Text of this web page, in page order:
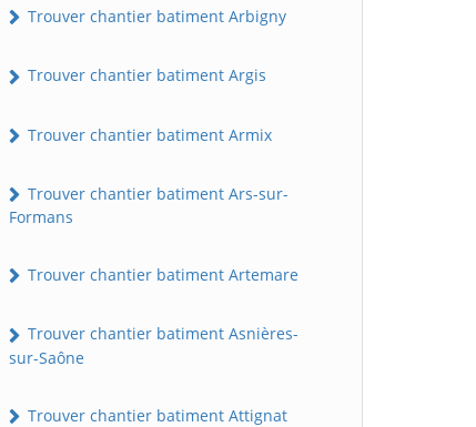
Trouver chantier batiment Arbigny
Trouver chantier batiment Argis
Trouver chantier batiment Armix
Trouver chantier batiment Ars-sur-
Formans
Trouver chantier batiment Artemare
Trouver chantier batiment Asnières-
sur-Saône
Trouver chantier batiment Attignat